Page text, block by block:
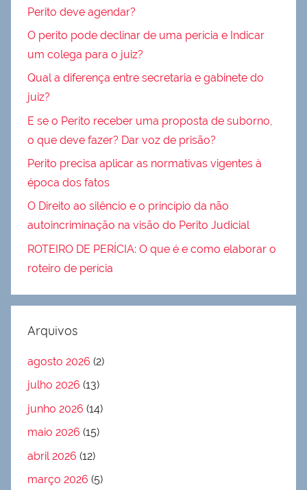
Perito deve agendar?
O perito pode declinar de uma perícia e Indicar
um colega para o juiz?
Qual a diferença entre secretaria e gabinete do
juiz?
E se o Perito receber uma proposta de suborno,
o que deve fazer? Dar voz de prisão?
Perito precisa aplicar as normativas vigentes à
época dos fatos
O Direito ao silêncio e o princípio da não
autoincriminação na visão do Perito Judicial
ROTEIRO DE PERÍCIA: O que é e como elaborar o
roteiro de perícia
Arquivos
agosto 2026 (2)
julho 2026 (13)
junho 2026 (14)
maio 2026 (15)
abril 2026 (12)
março 2026 (5)